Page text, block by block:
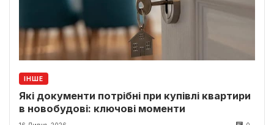
ІНШЕ
Які документи потрібні при купівлі квартири
в новобудові: ключові моменти